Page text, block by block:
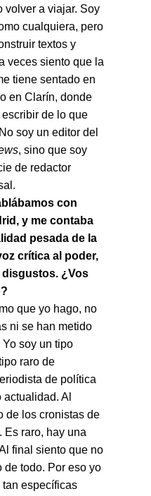
volver a viajar. Soy
cualquiera, pero
textos y
veces siento que la
tiene sentado en
en Clarín, donde
de lo que
soy un editor del
, sino que soy
de redactor
con
y me contaba
pesada de la
crítica al poder,
disgustos. ¿Vos
que yo hago, no
ni se han metido
soy un tipo
raro de
de política
Al
de los cronistas de
Es raro, hay una
final siento que no
de todo. Por eso yo
específicas